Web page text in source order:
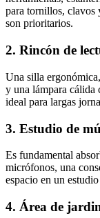
para tornillos, clavos
son prioritarios.
2. Rincón de
Una silla
y una lámpara cálida
ideal para largas
3. Estudio de
Es fundamental
micrófonos, una
espacio en un
4. Área de